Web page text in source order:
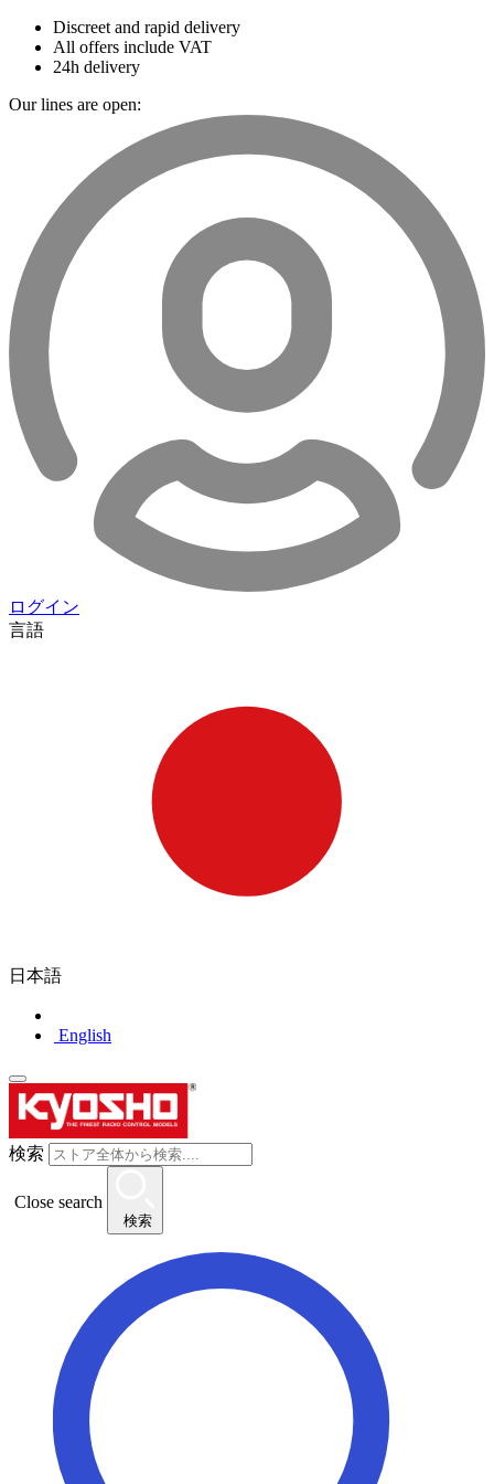
Discreet and rapid delivery
All offers include VAT
24h delivery
Our lines are open:
ログイン
言語
日本語
English
検索
Close search
検索